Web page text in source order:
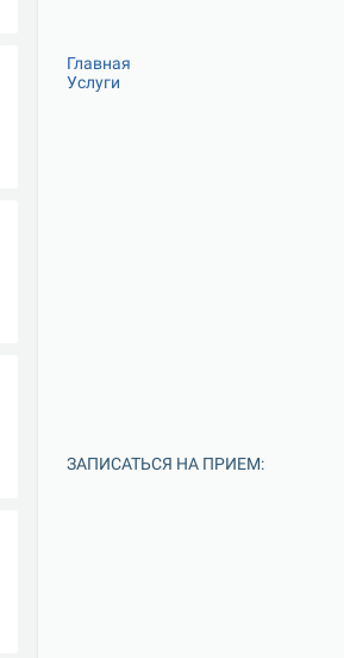
Главная
Услуги
ЗАПИСАТЬСЯ НА ПРИЕМ: